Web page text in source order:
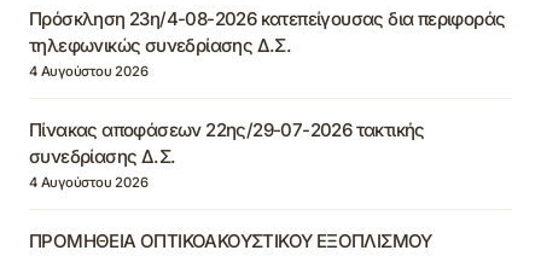
Πρόσκληση 23η/4-08-2026 κατεπείγουσας δια περιφοράς
τηλεφωνικώς συνεδρίασης Δ.Σ.
4 Αυγούστου 2026
Πίνακας αποφάσεων 22ης/29-07-2026 τακτικής
συνεδρίασης Δ.Σ.
4 Αυγούστου 2026
ΠΡΟΜΗΘΕΙΑ ΟΠΤΙΚΟΑΚΟΥΣΤΙΚΟΥ ΕΞΟΠΛΙΣΜΟΥ